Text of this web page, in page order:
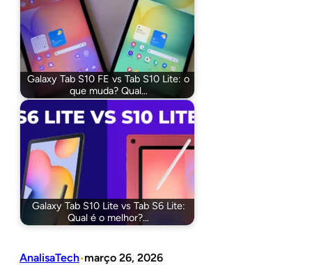
Galaxy Tab S10 FE vs Tab S10 Lite: o
que muda? Qual…
Galaxy Tab S10 Lite vs Tab S6 Lite:
Qual é o melhor?…
AnalisaTech•março 26, 2026